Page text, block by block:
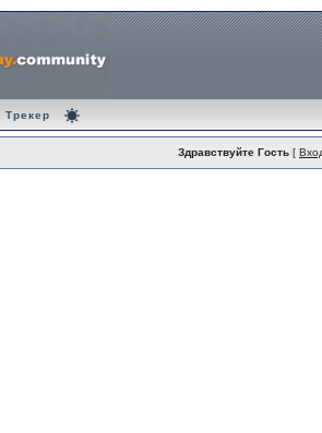
Трекер
Здравствуйте Гость [